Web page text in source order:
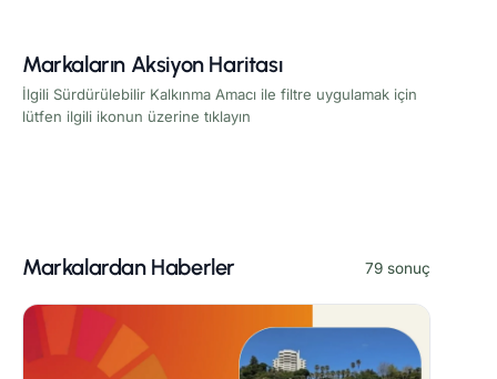
Markaların Aksiyon Haritası
İlgili Sürdürülebilir Kalkınma Amacı ile filtre uygulamak için
lütfen ilgili ikonun üzerine tıklayın
Markalardan Haberler 79 sonuç